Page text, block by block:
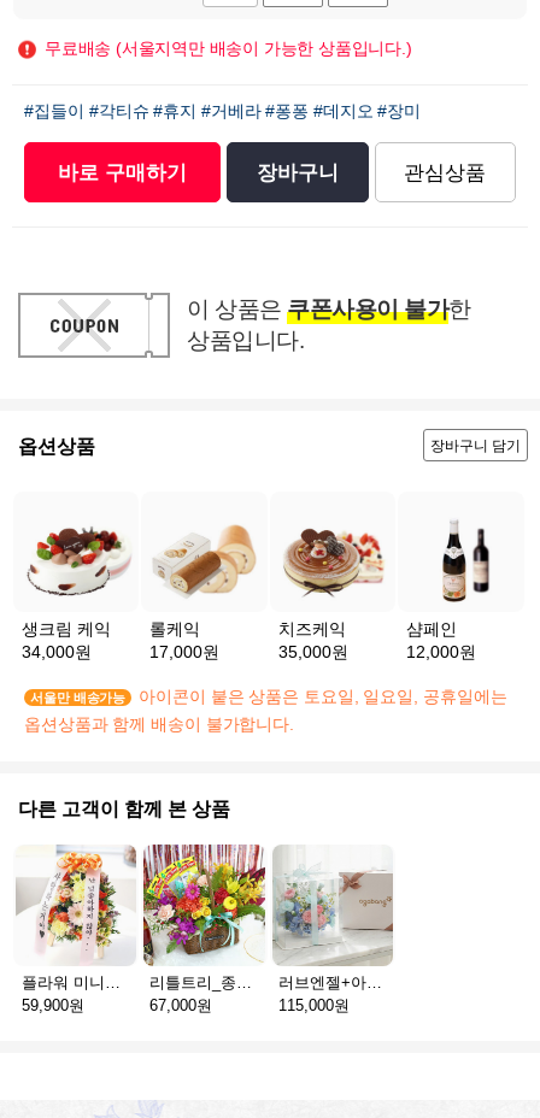
무료배송 (서울지역만 배송이 가능한 상품입니다.)
#집들이 #각티슈 #휴지 #거베라 #퐁퐁 #데지오 #장미
바로 구매하기 장바구니 관심상품
이 상품은 쿠폰사용이 불가한
상품입니다.
옵션상품 장바구니 담기
생크림 케익
34,000원
롤케익
17,000원
치즈케익
35,000원
샴페인
12,000원
서울만 배송가능
아이콘이 붙은 상품은 토요일, 일요일, 공휴일에는
옵션상품과 함께 배송이 불가합니다.
다른 고객이 함께 본 상품
59,900원
67,000원
러브엔젤+아가방딸랑이(서울)
115,000원